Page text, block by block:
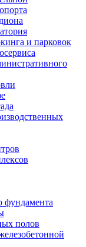
и парковок
фундамента
полов